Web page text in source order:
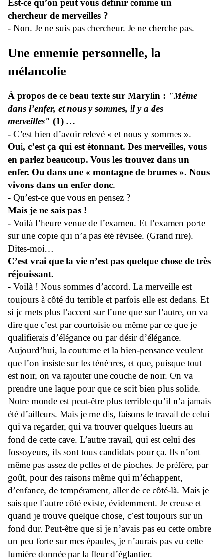
Est-ce qu’on peut vous définir comme un
chercheur de merveilles ?
- Non. Je ne suis pas chercheur. Je ne cherche pas.
Une ennemie personnelle, la
mélancolie
À propos de ce beau texte sur Marylin : "Même
dans l’enfer, et nous y sommes, il y a des
merveilles" (1) …
- C’est bien d’avoir relevé « et nous y sommes ».
Oui, c’est ça qui est étonnant. Des merveilles, vous
en parlez beaucoup. Vous les trouvez dans un
enfer. Ou dans une « montagne de brumes ». Nous
vivons dans un enfer donc.
- Qu’est-ce que vous en pensez ?
Mais je ne sais pas !
- Voilà l’heure venue de l’examen. Et l’examen porte
sur une copie qui n’a pas été révisée. (Grand rire).
Dites-moi…
C’est vrai que la vie n’est pas quelque chose de très
réjouissant.
- Voilà ! Nous sommes d’accord. La merveille est
toujours à côté du terrible et parfois elle est dedans. Et
si je mets plus l’accent sur l’une que sur l’autre, on va
dire que c’est par courtoisie ou même par ce que je
qualifierais d’élégance ou par désir d’élégance.
Aujourd’hui, la coutume et la bien-pensance veulent
que l’on insiste sur les ténèbres, et que, puisque tout
est noir, on va rajouter une couche de noir. On va
prendre une laque pour que ce soit bien plus solide.
Notre monde est peut-être plus terrible qu’il n’a jamais
été d’ailleurs. Mais je me dis, faisons le travail de celui
qui va regarder, qui va trouver quelques lueurs au
fond de cette cave. L’autre travail, qui est celui des
fossoyeurs, ils sont tous candidats pour ça. Ils n’ont
même pas assez de pelles et de pioches. Je préfère, par
goût, pour des raisons même qui m’échappent,
d’enfance, de tempérament, aller de ce côté-là. Mais je
sais que l’autre côté existe, évidemment. Je creuse et
quand je trouve quelque chose, c’est toujours sur un
fond dur. Peut-être que si je n’avais pas eu cette ombre
un peu forte sur mes épaules, je n’aurais pas vu cette
lumière donnée par la fleur d’églantier.